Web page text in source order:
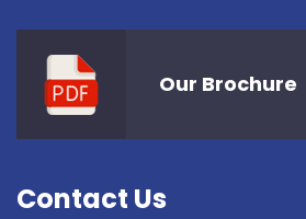
Our Brochure
Contact Us